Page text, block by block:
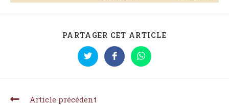
PARTAGER CET ARTICLE
Article précédent